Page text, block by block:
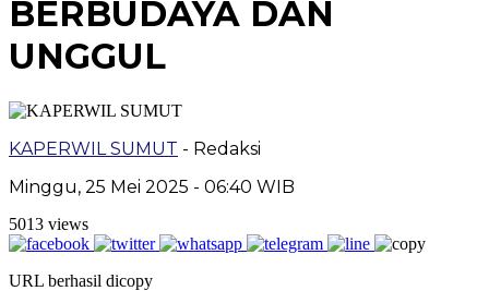
BERBUDAYA DAN
UNGGUL
KAPERWIL SUMUT - Redaksi
Minggu, 25 Mei 2025 - 06:40 WIB
5013 views
URL berhasil dicopy